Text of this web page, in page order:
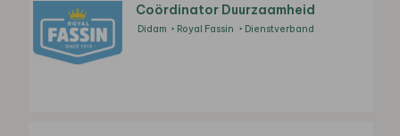
Coördinator Duurzaamheid
Didam Royal Fassin Dienstverband